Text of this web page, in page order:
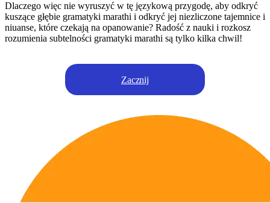
Dlaczego więc nie wyruszyć w tę językową przygodę, aby odkryć
kuszące głębie gramatyki marathi i odkryć jej niezliczone tajemnice i
niuanse, które czekają na opanowanie? Radość z nauki i rozkosz
rozumienia subtelności gramatyki marathi są tylko kilka chwil!
Zacznij